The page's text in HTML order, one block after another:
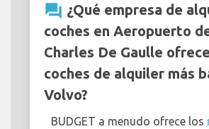
question_answer ¿Qué empresa de
coches en Aeropuerto
Charles De Gaulle
coches de alquiler más
Volvo?
BUDGET a menudo ofrece los